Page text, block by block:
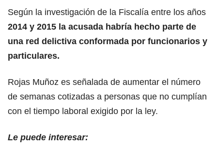
Según la investigación de la Fiscalía entre los años
2014 y 2015 la acusada habría hecho parte de
una red delictiva conformada por funcionarios y
particulares.
Rojas Muñoz es señalada de aumentar el número
de semanas cotizadas a personas que no cumplían
con el tiempo laboral exigido por la ley.
Le puede interesar: